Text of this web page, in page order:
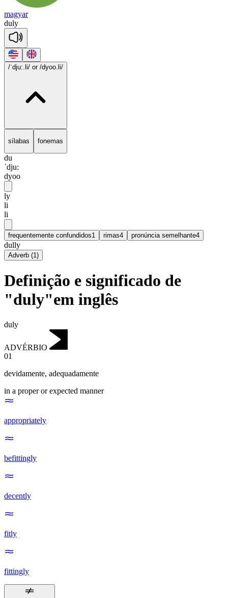
magyar
duly
/ˈdju:.li/ or /dyoo.li/
sílabas fonemas
du
ˈdju:
dyoo
ly
li
li
frequentemente confundidos1 rimas4 pronúncia semelhante4
dully
Adverb (1)
Definição e significado de
"duly"em inglês
duly
ADVÉRBIO
01
devidamente, adequadamente
in a proper or expected manner
appropriately
befittingly
decently
fitly
fittingly